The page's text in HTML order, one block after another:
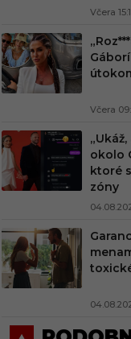
Včera
Včera
okolo
ktoré
zóny